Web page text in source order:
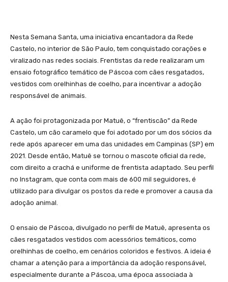
Nesta Semana Santa, uma iniciativa encantadora da Rede
Castelo, no interior de São Paulo, tem conquistado corações e
viralizado nas redes sociais. Frentistas da rede realizaram um
ensaio fotográfico temático de Páscoa com cães resgatados,
vestidos com orelhinhas de coelho, para incentivar a adoção
responsável de animais.
A ação foi protagonizada por Matuê, o “frentiscão” da Rede
Castelo, um cão caramelo que foi adotado por um dos sócios da
rede após aparecer em uma das unidades em Campinas (SP) em
2021. Desde então, Matuê se tornou o mascote oficial da rede,
com direito a crachá e uniforme de frentista adaptado. Seu perfil
no Instagram, que conta com mais de 600 mil seguidores, é
utilizado para divulgar os postos da rede e promover a causa da
adoção animal.
O ensaio de Páscoa, divulgado no perfil de Matuê, apresenta os
cães resgatados vestidos com acessórios temáticos, como
orelhinhas de coelho, em cenários coloridos e festivos. A ideia é
chamar a atenção para a importância da adoção responsável,
especialmente durante a Páscoa, uma época associada à